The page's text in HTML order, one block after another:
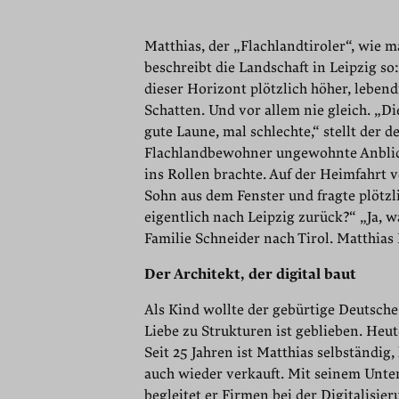
Matthias, der „Flachlandtiroler“, wie
beschreibt die Landschaft in Leipzig
dieser Horizont plötzlich höher,
Schatten. Und vor allem nie gleich.
gute Laune, mal schlechte,“ stellt der
Flachlandbewohner ungewohnte
ins Rollen brachte. Auf der Heimfahrt
Sohn aus dem Fenster und fragte
eigentlich nach Leipzig zurück?“ „Ja,
Familie Schneider nach Tirol. Matthias
Der Architekt, der digital baut
Als Kind wollte der gebürtige
Liebe zu Strukturen ist geblieben.
Seit 25 Jahren ist Matthias
auch wieder verkauft. Mit seinem
begleitet er Firmen bei der